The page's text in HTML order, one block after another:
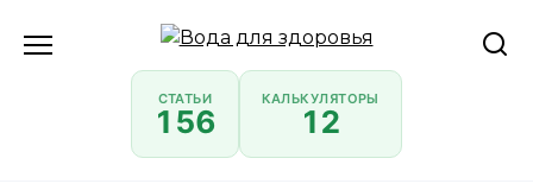
СТАТЬИ
156
КАЛЬКУЛЯТОРЫ
12